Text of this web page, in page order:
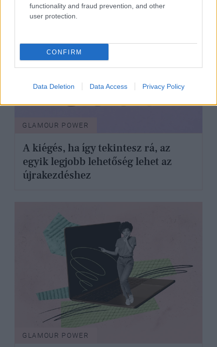
functionality and fraud prevention, and other
user protection.
CONFIRM
Data Deletion Data Access Privacy Policy
GLAMOUR POWER
A kiégés, ha így tekintesz rá, az
egyik legjobb lehetőség lehet az
újrakezdéshez
GLAMOUR POWER